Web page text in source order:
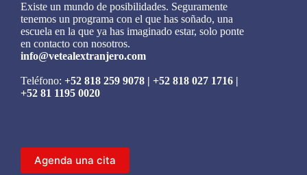
Existe un mundo de posibilidades. Seguramente
tenemos un programa con el que has soñado, una
escuela en la que ya has imaginado estar, solo ponte
en contacto con nosotros.
info@vetealextranjero.com
Teléfono: +52 818 259 9078 | +52 818 027 1716 |
+52 81 1195 0020
Agenda una cita